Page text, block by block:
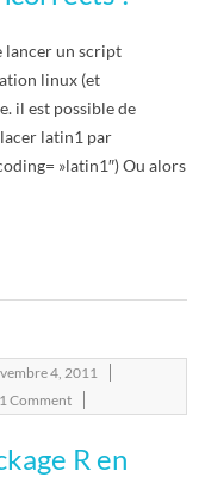
lancer un script
linux (et
il est possible de
latin1 par
»latin1″) Ou alors
4, 2011
1 Comment
R en